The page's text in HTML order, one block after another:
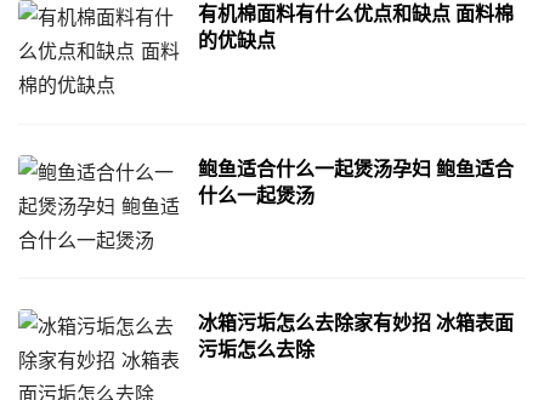
有机棉面料有什么优点和缺点 面料棉
的优缺点
鲍鱼适合什么一起煲汤孕妇 鲍鱼适合
什么一起煲汤
冰箱污垢怎么去除家有妙招 冰箱表面
污垢怎么去除